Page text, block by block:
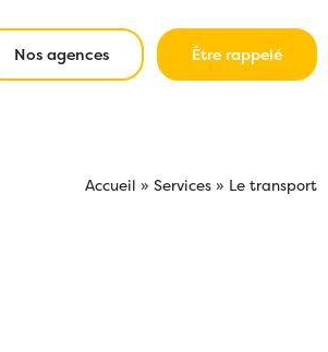
Nos agences Être rappelé
Accueil » Services » Le transport